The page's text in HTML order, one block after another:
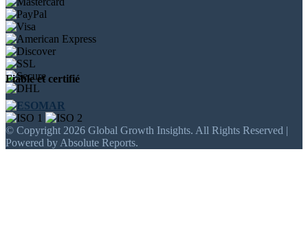
Fiable et certifié
© Copyright 2026 Global Growth Insights. All Rights Reserved |
Powered by Absolute Reports.